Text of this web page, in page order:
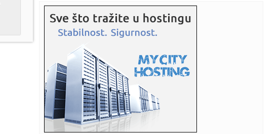
18:53: Hetafe čeka rasplet duela Partizana i Tobola i dovodi
novajlije ...
18:51:
18:50:Dosta sa „teatralnom diplomatijom“ – glavni iranski
pregova...
18:48:Gužve na granici sa Hrvatskom: Na Batrovcima četiri sata
čekan...
18:47:Majkl Džekson dobija nastavak filma koji je oborio